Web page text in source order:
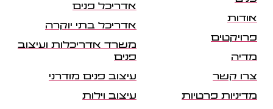
אודות
פרויקטים
מדיה
צרו קשר
מדיניות פרטיות
אדריכל פנים
אדריכל בתי יוקרה
משרד אדריכלות ועיצוב
פנים
עיצוב פנים מודרני
עיצוב וילות